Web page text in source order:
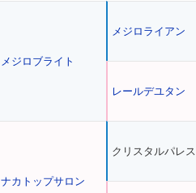
メジロブライト
ナカトップサロン
メジロライアン
レールデユタン
クリスタルパレス